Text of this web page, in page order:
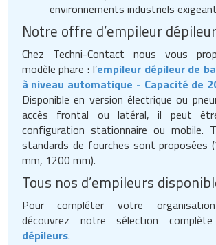
environnements industriels
Notre offre d’empileur
Chez Techni-Contact nous vous
modèle phare : l’empileur dépileur de
à niveau automatique - Capacité de
Disponible en version électrique ou
accès frontal ou latéral, il peut
configuration stationnaire ou mobile.
standards de fourches sont proposées
mm, 1200 mm).
Tous nos d’empileurs
Pour compléter votre
découvrez notre sélection
dépileurs.